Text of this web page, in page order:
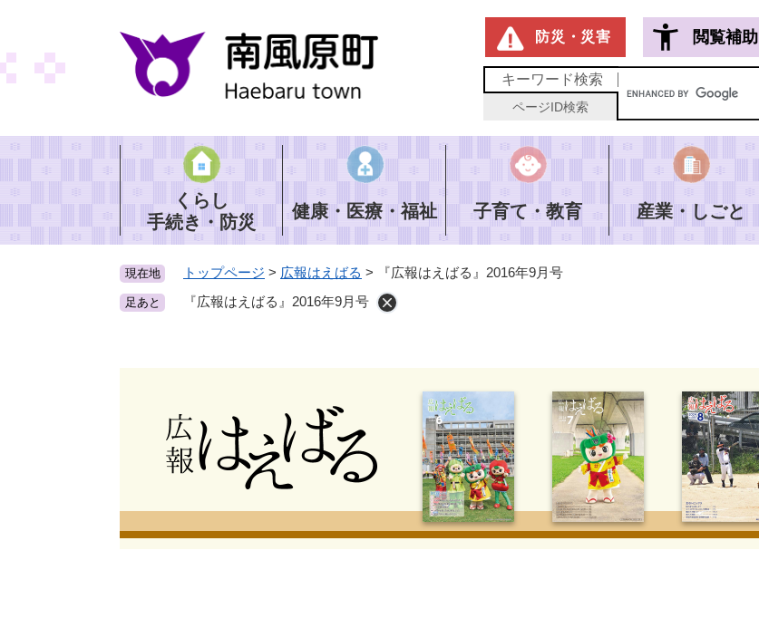
ジ
の
で
す
。
防災・災害 閲覧補助
キーワード検索
ページID検索
くらし
手続き・防災
健康・医療・福祉 子育て・教育 産業・しごと
現在地 トップページ > 広報はえばる > 『広報はえばる』2016年9月号
足あと 『広報はえばる』2016年9月号